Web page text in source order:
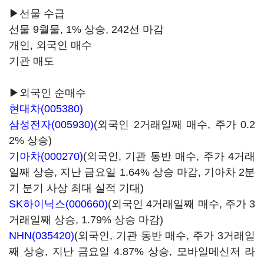
▶선물 수급
선물 9월물, 1% 상승, 242선 마감
개인, 외국인 매수
기관 매도
▶외국인 순매수
현대차(005380)
삼성전자(005930)(외국인 2거래일째 매수, 주가 0.2
2% 상승)
기아차(000270)(외국인, 기관 동반 매수, 주가 4거래
일째 상승, 지난 금요일 1.64% 상승 마감, 기아차 2분
기 분기 사상 최대 실적 기대)
SK하이닉스(000660)(외국인 4거래일째 매수, 주가 3
거래일째 상승, 1.79% 상승 마감)
NHN(035420)(외국인, 기관 동반 매수, 주가 3거래일
째 상승, 지난 금요일 4.87% 상승, 모바일메신저 라